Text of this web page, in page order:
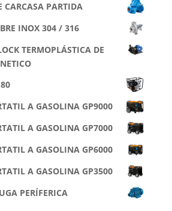
CARCASA PARTIDA
INOX 304 / 316
TERMOPLÁSTICA DE
A GASOLINA GP9000
A GASOLINA GP7000
A GASOLINA GP6000
A GASOLINA GP3500
PERÍFERICA